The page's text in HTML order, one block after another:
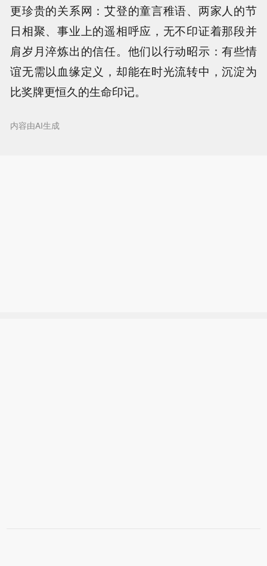
更珍贵的关系网：艾登的童言稚语、两家人的节
日相聚、事业上的遥相呼应，无不印证着那段并
肩岁月淬炼出的信任。他们以行动昭示：有些情
谊无需以血缘定义，却能在时光流转中，沉淀为
比奖牌更恒久的生命印记。
内容由AI生成